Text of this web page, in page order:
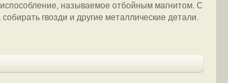
называемое отбойным магнитом. С
гвозди и другие металлические детали.